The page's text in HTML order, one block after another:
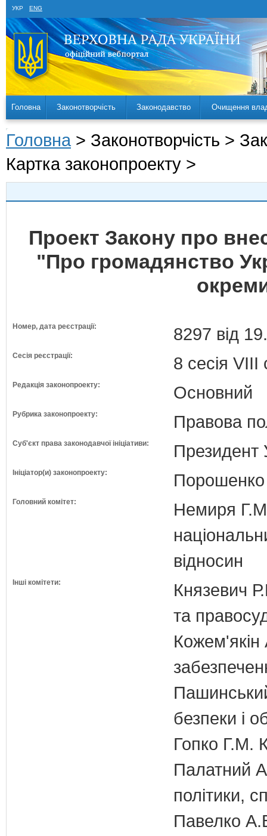
УКР ENG
Головна Законотворчість Законодавство Очищення
Головна > Законотворчість >
Картка законопроекту >
Проект Закону про
"Про громадянство
Номер, дата реєстрації: 8297 від
Сесія реєстрації: 8 сесія VIII
Редакція законопроекту: Основний
Рубрика законопроекту: Правова
Суб'єкт права законодавчої ініціативи: Президент
Ініціатор(и) законопроекту: Порошенко
Головний комітет:
Немиря
відносин
Інші комітети:
Князевич
та
Кожем'якін
безпеки і
Гопко Г.М.
Палатний
політики,
Павелко